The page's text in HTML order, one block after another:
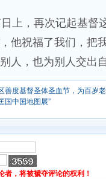
上，再次记起基督
他祝福了我们，把
人，也为别人交出自
善度基督圣体圣血节，为百岁
国中国地图展”
者，将被褫夺评论的权利！